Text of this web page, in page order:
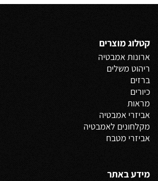
קטלוג מוצרים
ארונות אמבטיה
ריהוט משלים
ברזים
כיורים
מראות
אביזרי אמבטיה
מקלחונים לאמבטיה
אביזרי מטבח
מידע באתר